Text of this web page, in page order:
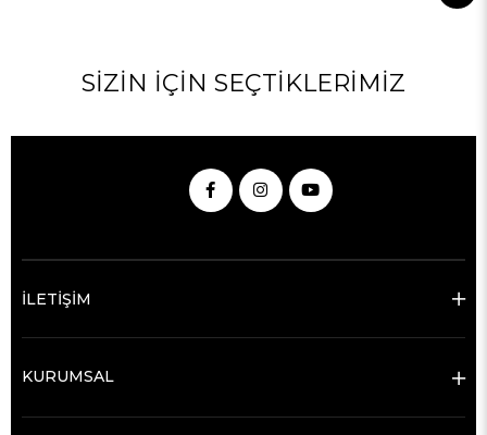
SIZIN İÇIN SEÇTIKLERIMIZ
İLETİŞİM
KURUMSAL